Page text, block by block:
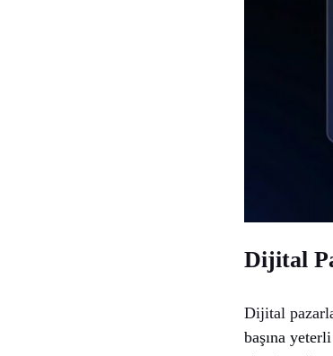
Dijital
Dijital
başına